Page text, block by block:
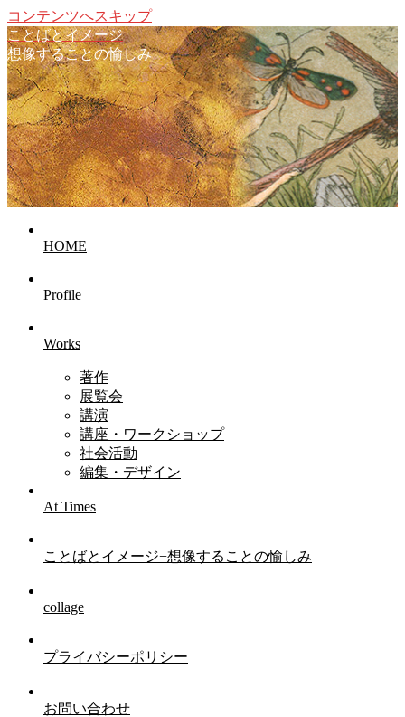
コンテンツへスキップ
ことばとイメージ
想像することの愉しみ
HOME
Profile
Works
著作
展覧会
講演
講座・ワークショップ
社会活動
編集・デザイン
At Times
ことばとイメージ−想像することの愉しみ
collage
プライバシーポリシー
お問い合わせ